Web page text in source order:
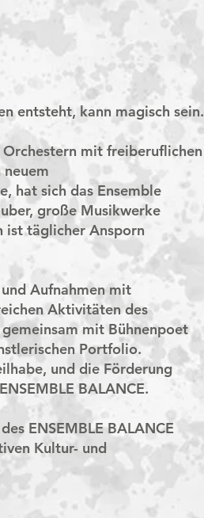
entsteht, kann magisch sein.
mit freiberuflichen
hat sich das Ensemble
große Musikwerke
ist täglicher Ansporn
Aufnahmen mit
Aktivitäten des
mit Bühnenpoet
Portfolio.
und die Förderung
BALANCE.
ENSEMBLE BALANCE
Kultur- und